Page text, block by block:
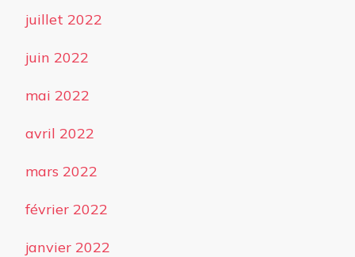
juillet 2022
juin 2022
mai 2022
avril 2022
mars 2022
février 2022
janvier 2022